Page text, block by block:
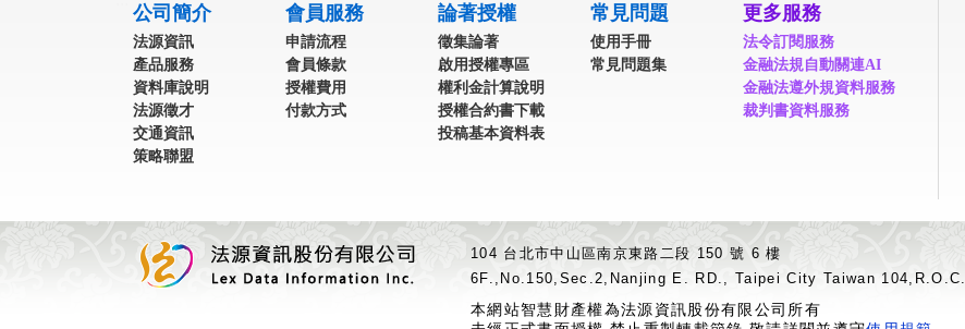
公司簡介
法源資訊
產品服務
資料庫說明
法源徵才
交通資訊
策略聯盟
會員服務
申請流程
會員條款
授權費用
付款方式
論著授權
徵集論著
啟用授權專區
權利金計算說明
授權合約書下載
投稿基本資料表
常見問題
使用手冊
常見問題集
更多服務
法令訂閱服務
金融法規自動關連AI
金融法遵外規資料服務
裁判書資料服務
104 台北市中山區南京東路二段 150 號 6 樓
6F.,No.150,Sec.2,Nanjing E. RD., Taipei City Taiwan 104,R.O.C.
本網站智慧財產權為法源資訊股份有限公司所有